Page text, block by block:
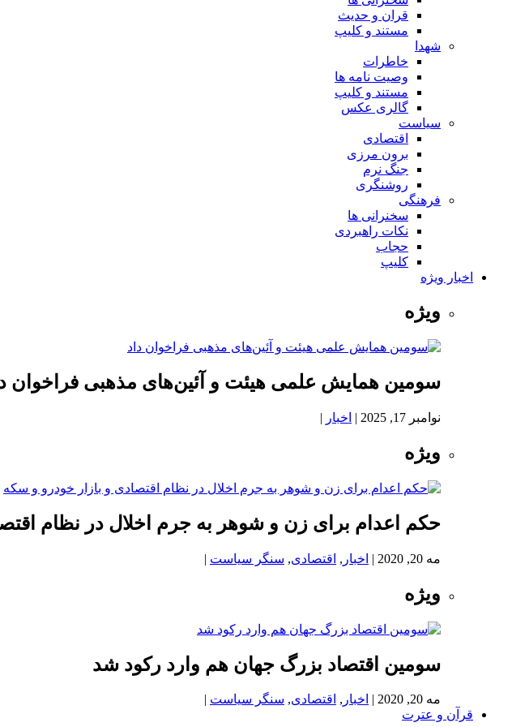
قران و حدیث
مستند و کلیپ
شهدا
خاطرات
وصیت نامه ها
مستند و کلیپ
گالری عکس
سیاست
اقتصادی
برون مرزی
جنگ نرم
روشنگری
فرهنگی
سخنرانی ها
نکات راهبردی
حجاب
کلیپ
اخبار ویژه
ویژه
سومین همایش علمی هیئت و آئین‌های مذهبی فراخوان
نوامبر 17, 2025 | اخبار |
ویژه
حکم اعدام برای زن و شوهر به جرم اخلال در نظام
مه 20, 2020 | اخبار , اقتصادی, سنگر سیاست |
ویژه
سومین اقتصاد بزرگ جهان هم وارد رکود شد
مه 20, 2020 | اخبار , اقتصادی, سنگر سیاست |
قرآن و عترت